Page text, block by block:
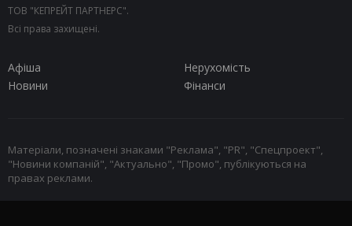
ТОВ "КЕПРЕЙТ ПАРТНЕРС".
Всі права захищені.
Афіша
Нерухомість
Новини
Фінанси
Матеріали, позначені знаками "Реклама", "PR", "Спецпроект",
"Новини компаній", "Актуально", "Промо", публікуються на
правах реклами.